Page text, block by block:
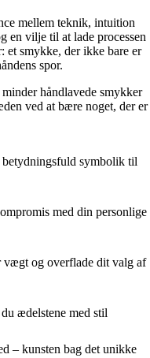
mellem teknik, intuition
en vilje til at lade processen
et smykke, der ikke bare er
spor.
håndlavede smykker
ved at bære noget, der er
betydningsfuld symbolik til
med din personlige
og overflade dit valg af
ædelstene med stil
– kunsten bag det unikke